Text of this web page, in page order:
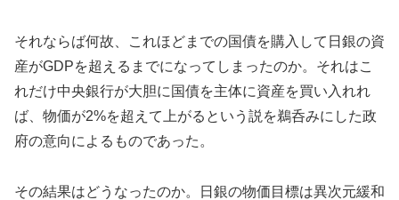
それならば何故、これほどまでの国債を購入して日銀の資
産がGDPを超えるまでになってしまったのか。それはこ
れだけ中央銀行が大胆に国債を主体に資産を買い入れれ
ば、物価が2%を超えて上がるという説を鵜呑みにした政
府の意向によるものであった。
その結果はどうなったのか。日銀の物価目標は異次元緩和